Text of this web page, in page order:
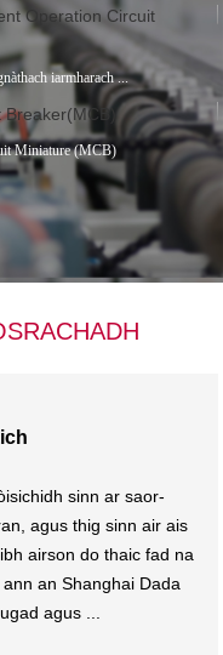
iarmharach ...
Miniature (MCB)
sinn ar saor-
agus thig sinn air ais
airson do thaic fad na
an Shanghai Dada
agus ...